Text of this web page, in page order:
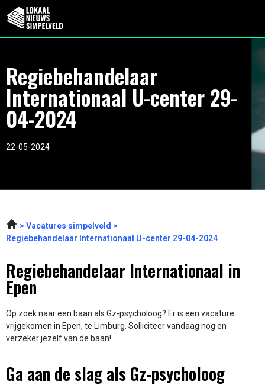
Regiebehandelaar
Internationaal U-center 29-
04-2024
22-05-2024
Vacatures simpelveld
Regiebehandelaar Internationaal U-center 29-04-2024
Regiebehandelaar Internationaal in
Epen
Op zoek naar een baan als Gz-psycholoog? Er is een vacature
vrijgekomen in Epen, te Limburg. Solliciteer vandaag nog en
verzeker jezelf van de baan!
Ga aan de slag als Gz-psycholoog